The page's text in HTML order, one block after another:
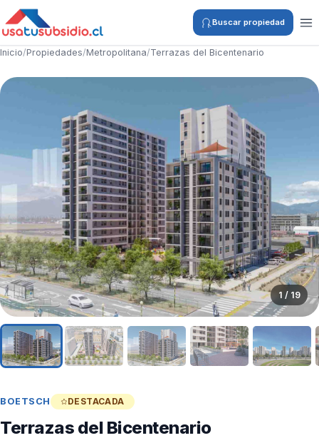
Buscar propiedad
Inicio/Propiedades/Metropolitana/Terrazas del Bicentenario
1 / 19
BOETSCH DESTACADA
Terrazas del Bicentenario